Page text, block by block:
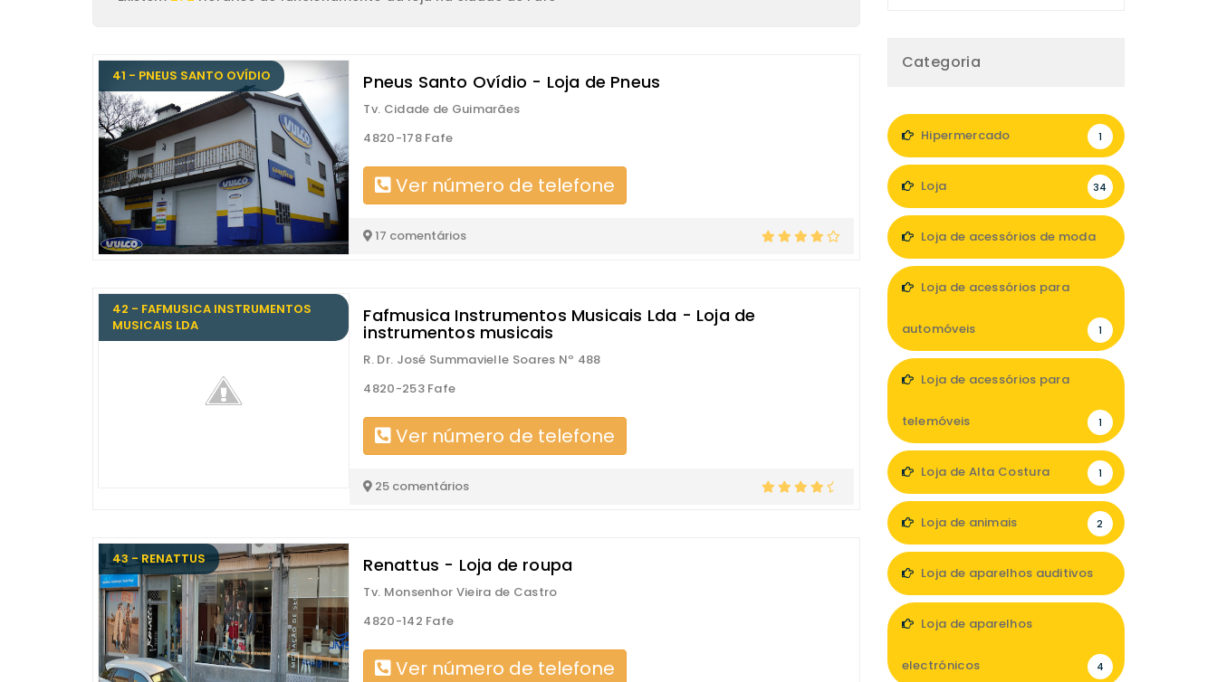
41 - PNEUS SANTO OVÍDIO Pneus Santo Ovídio - Loja de Pneus
Tv. Cidade de Guimarães
4820-178 Fafe
Ver número de telefone
17 comentários
42 - FAFMUSICA INSTRUMENTOS
MUSICAIS LDA
Fafmusica Instrumentos Musicais Lda - Loja de
instrumentos musicais
R. Dr. José Summavielle Soares Nº 488
4820-253 Fafe
Ver número de telefone
25 comentários
43 - RENATTUS Renattus - Loja de roupa
Tv. Monsenhor Vieira de Castro
4820-142 Fafe
Ver número de telefone
Categoria
Hipermercado 1
Loja 34
Loja de acessórios de moda
Loja de acessórios para
automóveis 1
Loja de acessórios para
telemóveis 1
Loja de Alta Costura 1
Loja de animais 2
Loja de aparelhos auditivos
Loja de aparelhos
electrónicos 4